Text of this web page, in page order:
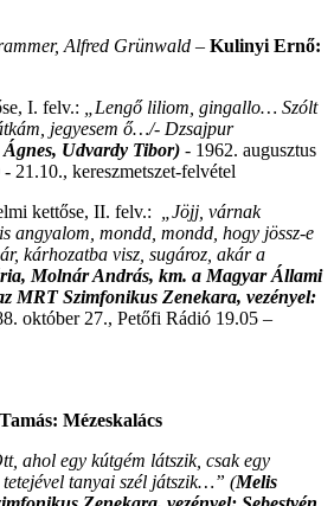
Alfred Grünwald – Kulinyi Ernő:
I. felv.:
„Lengő liliom, gingallo… Szólt
jegyesem ő…/- Dzsajpur
Ágnes, Udvardy Tibor) - 1962. augusztus
21.10., kereszmetszet-felvétel
kettőse, II. felv.:
„Jöjj, várnak
angyalom, mondd, mondd, hogy jössz-e
kárhozatba visz, sugároz, akár a
Molnár András, km. a Magyar Állami
MRT Szimfonikus Zenekara, vezényel:
október 27., Petőfi Rádió 19.05 –
Mézeskalács
ahol egy kútgém látszik, csak egy
tanyai szél játszik…” (Melis